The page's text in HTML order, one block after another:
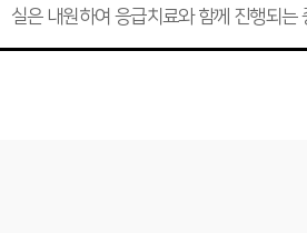
실은 내원하여 응급치료와 함께 진행되는